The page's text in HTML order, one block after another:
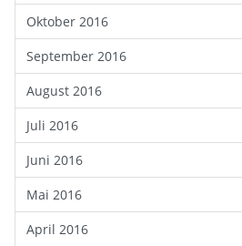
Oktober 2016
September 2016
August 2016
Juli 2016
Juni 2016
Mai 2016
April 2016